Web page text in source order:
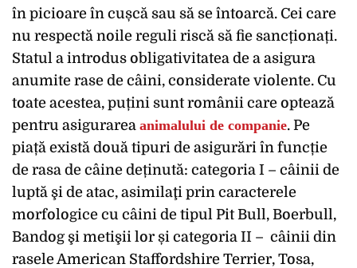
în picioare în cușcă sau să se întoarcă. Cei care
nu respectă noile reguli riscă să fie sancționați.
Statul a introdus obligativitatea de a asigura
anumite rase de câini, considerate violente. Cu
toate acestea, puțini sunt românii care optează
pentru asigurarea animalului de companie. Pe
piață există două tipuri de asigurări în funcție
de rasa de câine deținută: categoria I – câinii de
luptă şi de atac, asimilaţi prin caracterele
morfologice cu câini de tipul Pit Bull, Boerbull,
Bandog şi metişii lor și categoria II – câinii din
rasele American Staffordshire Terrier, Tosa,